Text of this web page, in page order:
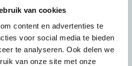
van cookies
content en advertenties te
voor social media te bieden
te analyseren. Ook delen we
van onze site met onze